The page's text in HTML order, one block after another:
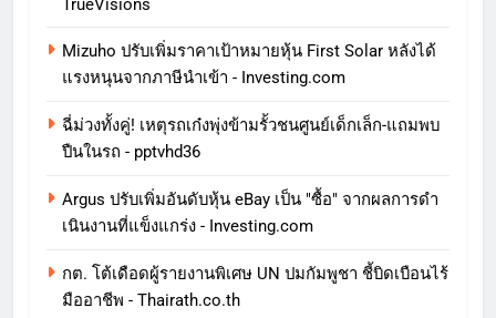
Mizuho ปรับเพิ่มราคาเป้าหมายหุ้น First Solar หลังได้
แรงหนุนจากภาษีนําเข้า - Investing.com
ฉี่ม่วงทั้งคู่! เหตุรถเก๋งพุ่งข้ามรั้วชนศูนย์เด็กเล็ก-แถมพบ
ปืนในรถ - pptvhd36
Argus ปรับเพิ่มอันดับหุ้น eBay เป็น "ซื้อ" จากผลการดํา
เนินงานที่แข็งแกร่ง - Investing.com
กต. โต้เดือดผู้รายงานพิเศษ UN ปมกัมพูชา ชี้บิดเบือนไร้
มืออาชีพ - Thairath.co.th